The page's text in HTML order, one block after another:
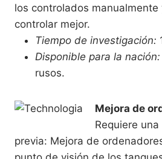
los controlados manualmente
controlar mejor.
Tiempo de investigación:
Disponible para la nación:
rusos.
Mejora de
Requiere
previa: Mejora de